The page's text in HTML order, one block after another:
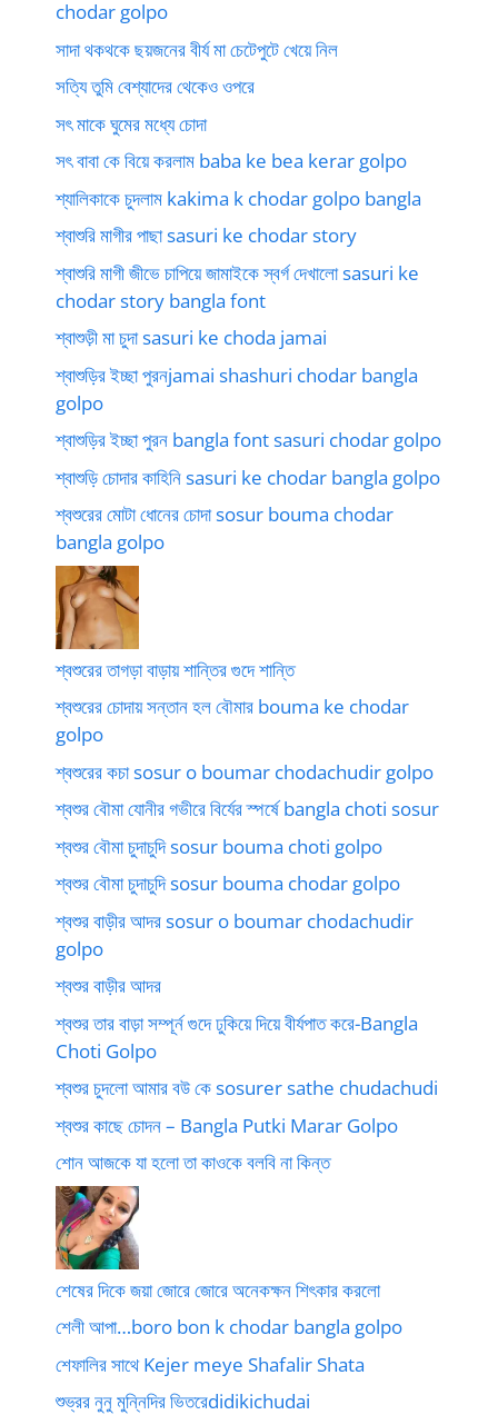
chodar golpo
সাদা থকথকে ছয়জনের বীর্য মা চেটেপুটে খেয়ে নিল
সত্যি তুমি বেশ্যাদের থেকেও ওপরে
সৎ মাকে ঘুমের মধ্যে চোদা
সৎ বাবা কে বিয়ে করলাম baba ke bea kerar golpo
শ্যালিকাকে চুদলাম kakima k chodar golpo bangla
শ্বাশুরি মাগীর পাছা sasuri ke chodar story
শ্বাশুরি মাগী জীভে চাপিয়ে জামাইকে স্বর্গ দেখালো sasuri ke
chodar story bangla font
শ্বাশুড়ী মা চুদা sasuri ke choda jamai
শ্বাশুড়ির ইচ্ছা পুরনjamai shashuri chodar bangla
golpo
শ্বাশুড়ির ইচ্ছা পুরন bangla font sasuri chodar golpo
শ্বাশুড়ি চোদার কাহিনি sasuri ke chodar bangla golpo
শ্বশুরের মোটা ধোনের চোদা sosur bouma chodar
bangla golpo
শ্বশুরের তাগড়া বাড়ায় শান্তির গুদে শান্তি
শ্বশুরের চোদায় সন্তান হল বৌমার bouma ke chodar
golpo
শ্বশুরের কচা sosur o boumar chodachudir golpo
শ্বশুর বৌমা যোনীর গভীরে বির্যের স্পর্ষে bangla choti sosur
শ্বশুর বৌমা চুদাচুদি sosur bouma choti golpo
শ্বশুর বৌমা চুদাচুদি sosur bouma chodar golpo
শ্বশুর বাড়ীর আদর sosur o boumar chodachudir
golpo
শ্বশুর বাড়ীর আদর
শ্বশুর তার বাড়া সম্পূর্ন গুদে ঢুকিয়ে দিয়ে বীর্যপাত করে-Bangla
Choti Golpo
শ্বশুর চুদলো আমার বউ কে sosurer sathe chudachudi
শ্বশুর কাছে চোদন – Bangla Putki Marar Golpo
শোন আজকে যা হলো তা কাওকে বলবি না কিন্ত
শেষের দিকে জয়া জোরে জোরে অনেকক্ষন শিৎকার করলো
শেলী আপা…boro bon k chodar bangla golpo
শেফালির সাথে Kejer meye Shafalir Shata
শুভ্রর নুনু মুন্নিদির ভিতরেdidikichudai